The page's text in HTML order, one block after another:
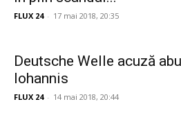
FLUX 24 - 17 mai 2018, 20:35
Deutsche Welle acuză
Iohannis
FLUX 24 - 14 mai 2018, 20:44